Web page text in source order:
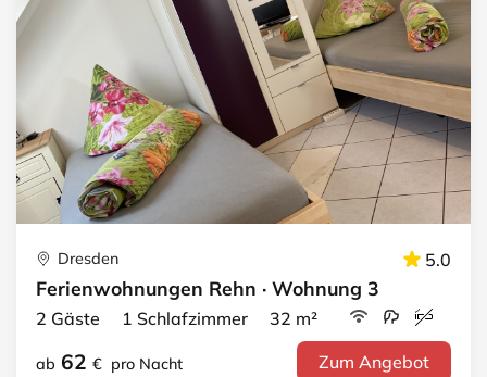
Dresden 5.0
Ferienwohnungen Rehn · Wohnung 3
2 Gäste 1 Schlafzimmer 32 m²
ab 62 € pro Nacht Zum Angebot